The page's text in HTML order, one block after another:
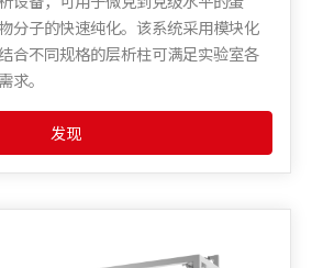
分子的快速纯化。该系统采用模块化
合不同规格的层析柱可满足实验室各
求。
发现